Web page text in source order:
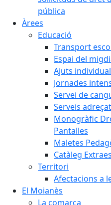
pública
Àrees
Educació
Transport
Espai del
Ajuts
Jornades
Servei de
Serveis
Monogràfic
Pantalles
Maletes
Catàleg
Territori
Afectacions a
El Moianès
La comarca